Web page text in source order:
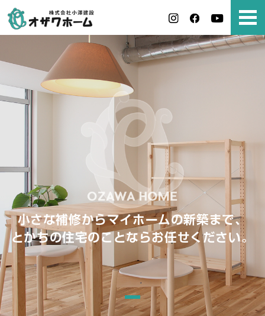
小さな補修からマイホームの新築まで、
とかちの住宅のことならお任せください。